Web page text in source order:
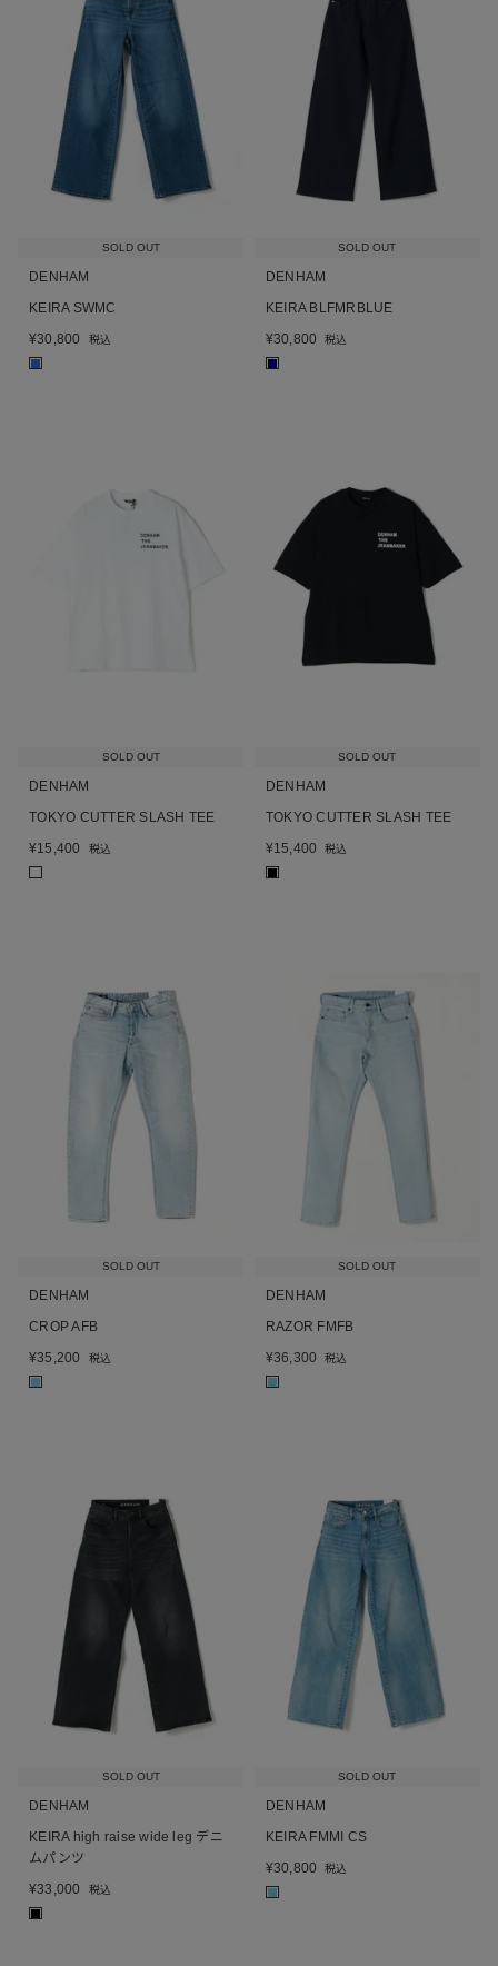
SOLD OUT
DENHAM
KEIRA SWMC
¥30,800 税込
■
SOLD OUT
DENHAM
KEIRA BLFMRBLUE
¥30,800 税込
■
SOLD OUT
DENHAM
TOKYO CUTTER SLASH TEE
¥15,400 税込
SOLD OUT
DENHAM
TOKYO CUTTER SLASH TEE
¥15,400 税込
■
SOLD OUT
DENHAM
CROP AFB
¥35,200 税込
SOLD OUT
DENHAM
RAZOR FMFB
¥36,300 税込
SOLD OUT
DENHAM
KEIRA high raise wide leg デニ
ムパンツ
¥33,000 税込
■
SOLD OUT
DENHAM
KEIRA FMMI CS
¥30,800 税込
■